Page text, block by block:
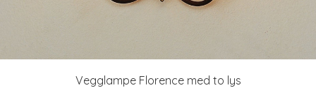
Vegglampe Florence med to lys